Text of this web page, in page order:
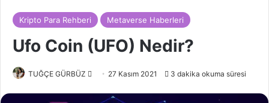
Kripto Para Rehberi Metaverse Haberleri
Ufo Coin (UFO) Nedir?
TUĞÇE GÜRBÜZ 27 Kasım 2021 3 dakika okuma süresi